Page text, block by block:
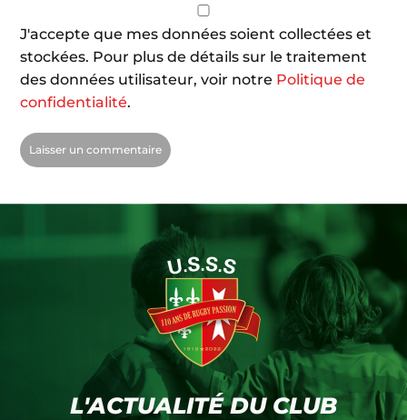
J'accepte que mes données soient collectées et
stockées. Pour plus de détails sur le traitement
des données utilisateur, voir notre Politique de
confidentialité.
L'ACTUALITÉ DU CLUB